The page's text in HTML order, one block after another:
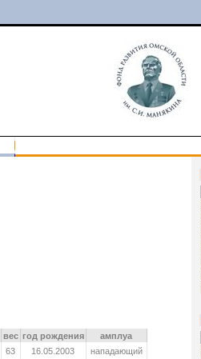
вес год рождения
амплуа
63 16.05.2003
нападающий